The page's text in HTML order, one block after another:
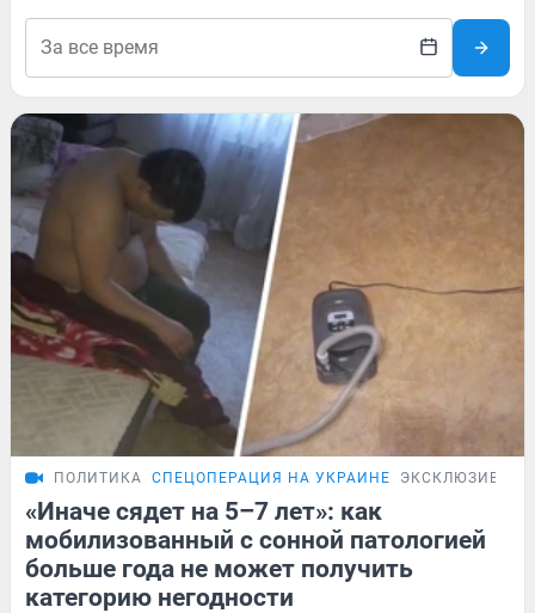
ПОЛИТИКА СПЕЦОПЕРАЦИЯ НА УКРАИНЕ ЭКСКЛЮЗИВ
«Иначе сядет на 5–7 лет»: как
мобилизованный с сонной патологией
больше года не может получить
категорию негодности